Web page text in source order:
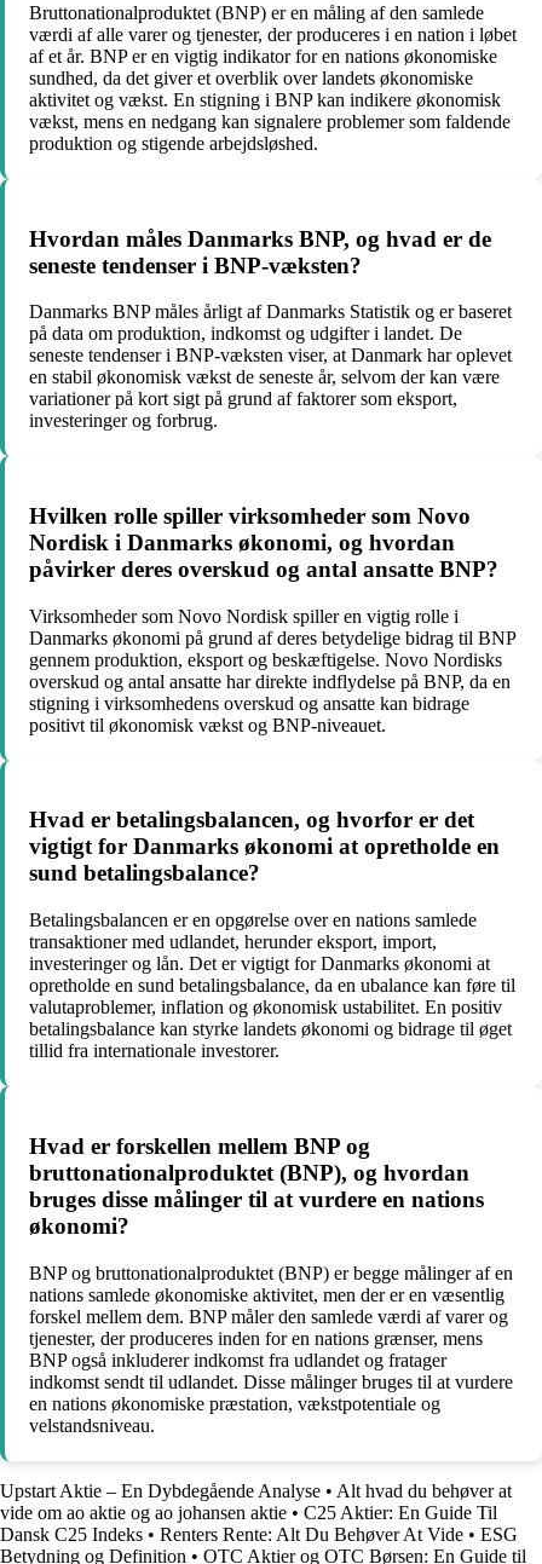
Bruttonationalproduktet (BNP) er en måling af den samlede
værdi af alle varer og tjenester, der produceres i en nation i løbet
af et år. BNP er en vigtig indikator for en nations økonomiske
sundhed, da det giver et overblik over landets økonomiske
aktivitet og vækst. En stigning i BNP kan indikere økonomisk
vækst, mens en nedgang kan signalere problemer som faldende
produktion og stigende arbejdsløshed.
Hvordan måles Danmarks BNP, og hvad er de
seneste tendenser i BNP-væksten?
Danmarks BNP måles årligt af Danmarks Statistik og er baseret
på data om produktion, indkomst og udgifter i landet. De
seneste tendenser i BNP-væksten viser, at Danmark har oplevet
en stabil økonomisk vækst de seneste år, selvom der kan være
variationer på kort sigt på grund af faktorer som eksport,
investeringer og forbrug.
Hvilken rolle spiller virksomheder som Novo
Nordisk i Danmarks økonomi, og hvordan
påvirker deres overskud og antal ansatte BNP?
Virksomheder som Novo Nordisk spiller en vigtig rolle i
Danmarks økonomi på grund af deres betydelige bidrag til BNP
gennem produktion, eksport og beskæftigelse. Novo Nordisks
overskud og antal ansatte har direkte indflydelse på BNP, da en
stigning i virksomhedens overskud og ansatte kan bidrage
positivt til økonomisk vækst og BNP-niveauet.
Hvad er betalingsbalancen, og hvorfor er det
vigtigt for Danmarks økonomi at opretholde en
sund betalingsbalance?
Betalingsbalancen er en opgørelse over en nations samlede
transaktioner med udlandet, herunder eksport, import,
investeringer og lån. Det er vigtigt for Danmarks økonomi at
opretholde en sund betalingsbalance, da en ubalance kan føre til
valutaproblemer, inflation og økonomisk ustabilitet. En positiv
betalingsbalance kan styrke landets økonomi og bidrage til øget
tillid fra internationale investorer.
Hvad er forskellen mellem BNP og
bruttonationalproduktet (BNP), og hvordan
bruges disse målinger til at vurdere en nations
økonomi?
BNP og bruttonationalproduktet (BNP) er begge målinger af en
nations samlede økonomiske aktivitet, men der er en væsentlig
forskel mellem dem. BNP måler den samlede værdi af varer og
tjenester, der produceres inden for en nations grænser, mens
BNP også inkluderer indkomst fra udlandet og fratager
indkomst sendt til udlandet. Disse målinger bruges til at vurdere
en nations økonomiske præstation, vækstpotentiale og
velstandsniveau.
Upstart Aktie – En Dybdegående Analyse • Alt hvad du behøver at
vide om ao aktie og ao johansen aktie • C25 Aktier: En Guide Til
Dansk C25 Indeks • Renters Rente: Alt Du Behøver At Vide • ESG
Betydning og Definition • OTC Aktier og OTC Børsen: En Guide til